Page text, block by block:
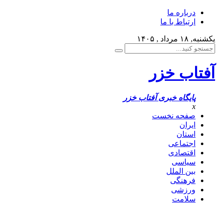
درباره ما
ارتباط با ما
یکشنبه, ۱۸ مرداد , ۱۴۰۵
آفتاب خزر
پایگاه خبری آفتاب خزر
x
صفحه نخست
ایران
استان
اجتماعی
اقتصادی
سیاسی
بین الملل
فرهنگی
ورزشی
سلامت